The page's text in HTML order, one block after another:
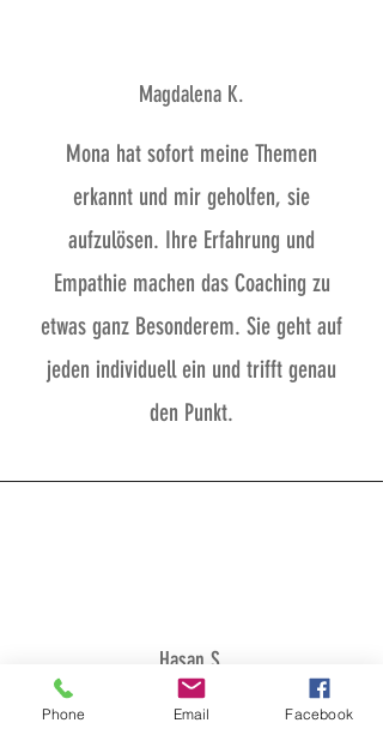
Magdalena K.
Mona hat sofort meine Themen
erkannt und mir geholfen, sie
aufzulösen. Ihre Erfahrung und
Empathie machen das Coaching zu
etwas ganz Besonderem. Sie geht auf
jeden individuell ein und trifft genau
den Punkt.
Hasan S.
Sie hat mir gezeigt, dass ich alles, was
Phone Email Facebook